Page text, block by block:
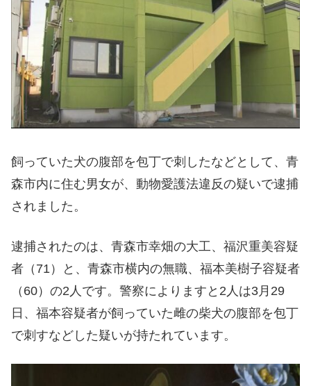
飼っていた犬の腹部を包丁で刺したなどとして、青
森市内に住む男女が、動物愛護法違反の疑いで逮捕
されました。
逮捕されたのは、青森市幸畑の大工、福沢重美容疑
者（71）と、青森市横内の無職、福本美樹子容疑者
（60）の2人です。警察によりますと2人は3月29
日、福本容疑者が飼っていた雌の柴犬の腹部を包丁
で刺すなどした疑いが持たれています。